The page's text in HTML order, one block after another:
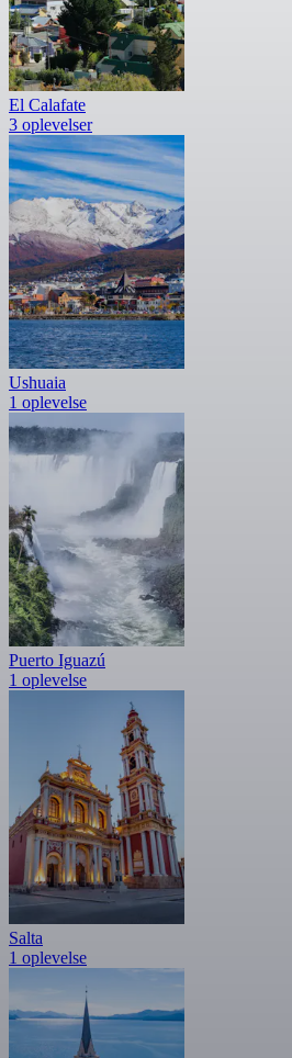
El Calafate
3 oplevelser
Ushuaia
1 oplevelse
Puerto Iguazú
1 oplevelse
Salta
1 oplevelse